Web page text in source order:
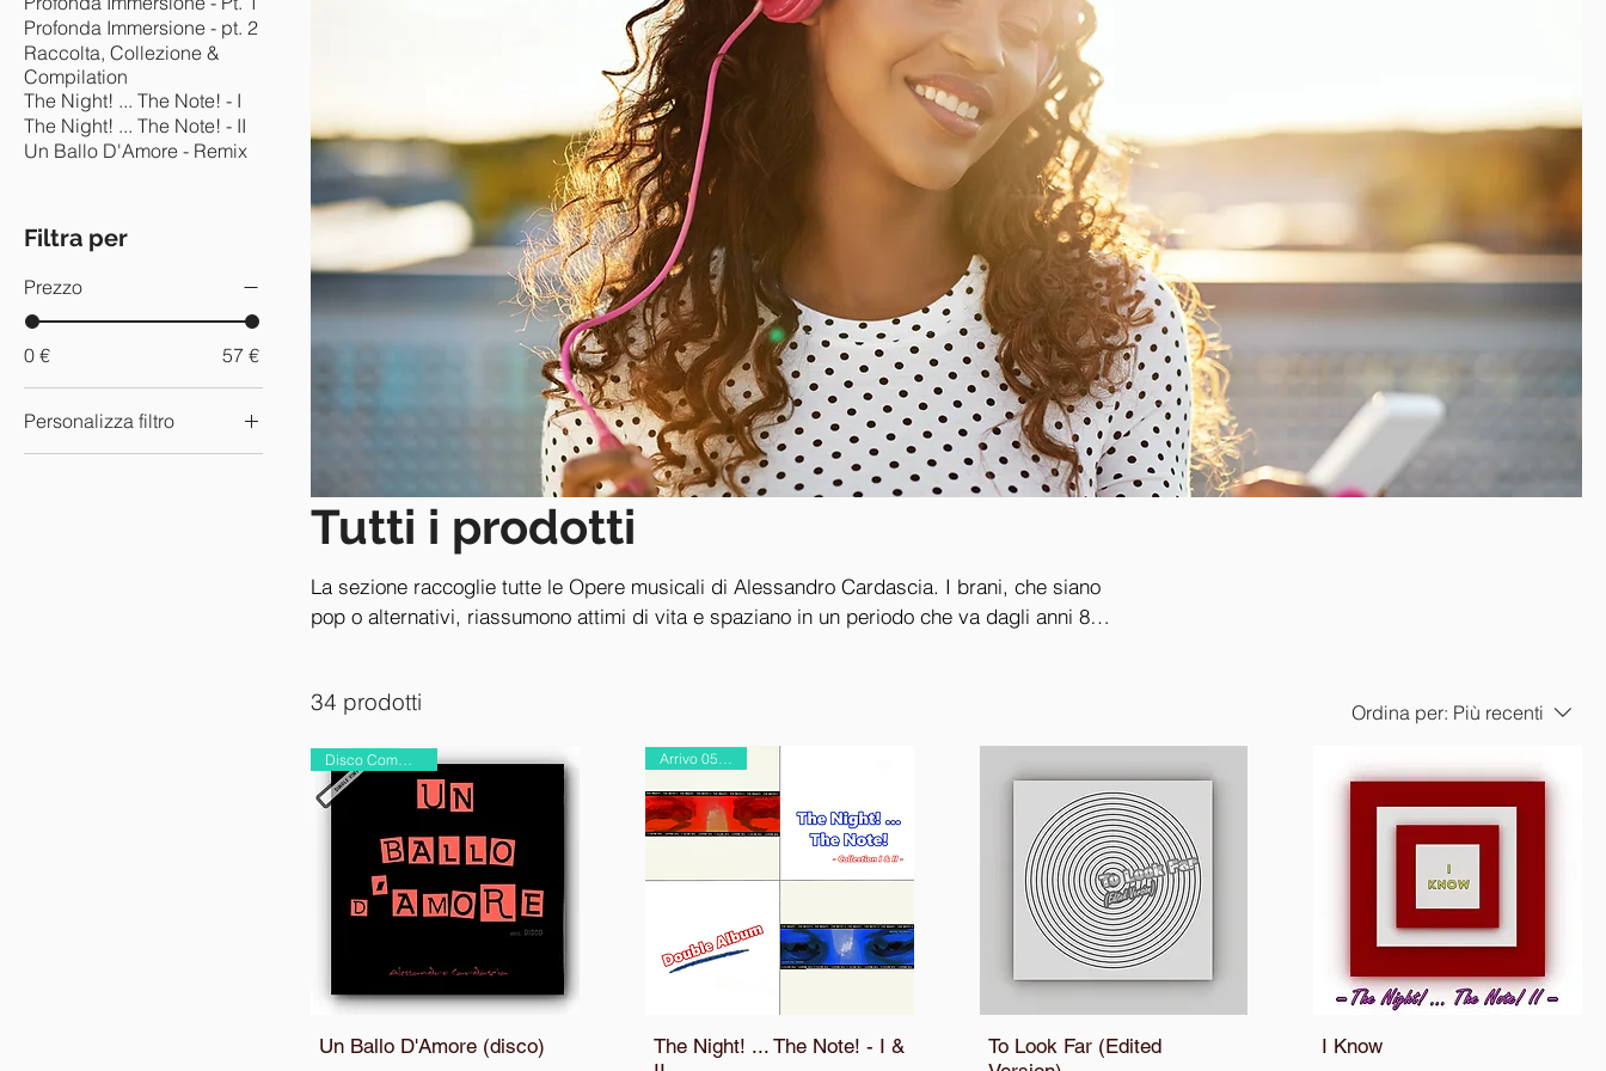
Profonda Immersione - pt. 2
Raccolta, Collezione &
Compilation
The Night! ... The Note! - I
The Night! ... The Note! - II
Un Ballo D'Amore - Remix
Filtra per
Prezzo
0 € 57 €
Personalizza filtro
Profonda Immersione -
Tutti i prodotti
La sezione raccoglie tutte le Opere musicali di Alessandro Cardascia. I brani, che siano
pop o alternativi, riassumono attimi di vita e spaziano in un periodo che va dagli anni 80
34 prodotti Ordina per: Più recenti
Un Ballo D'Amore (disco)
Arrivo 05/09/25
The Night! ... The Note! - I &
To Look Far (Edited
I Know